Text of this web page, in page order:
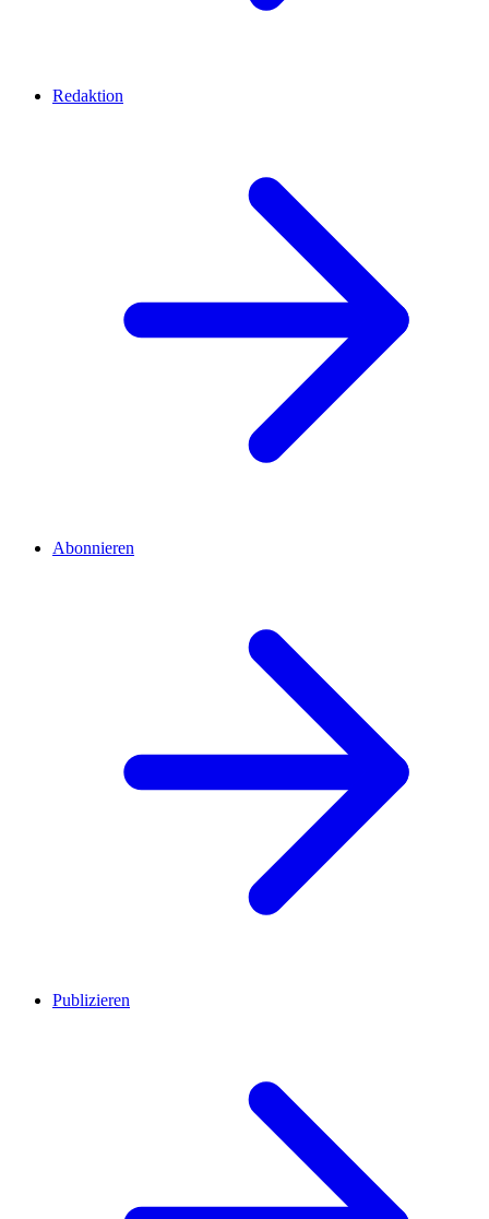
Redaktion
Abonnieren
Publizieren